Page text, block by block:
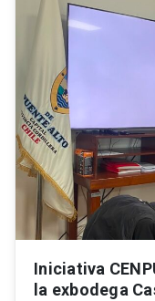
Iniciativa
la exbodega